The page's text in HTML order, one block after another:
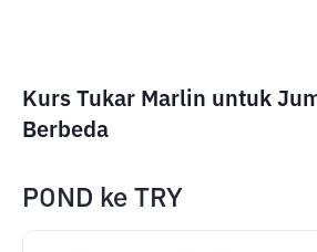
Kurs Tukar Marlin untuk
Berbeda
POND ke TRY